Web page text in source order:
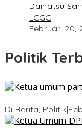
Daihatsu
LCGC
Februari 20,
Politik
Di Berita, Politik|